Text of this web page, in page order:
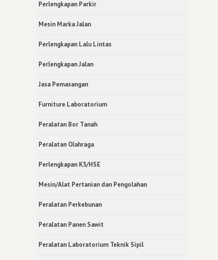
Perlengkapan Parkir
Mesin Marka Jalan
Perlengkapan Lalu Lintas
Perlengkapan Jalan
Jasa Pemasangan
Furniture Laboratorium
Peralatan Bor Tanah
Peralatan Olahraga
Perlengkapan K3/HSE
Mesin/Alat Pertanian dan Pengolahan
Peralatan Perkebunan
Peralatan Panen Sawit
Peralatan Laboratorium Teknik Sipil